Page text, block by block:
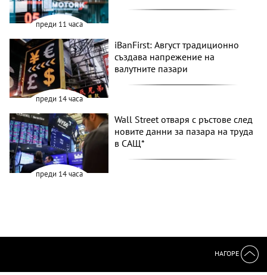
преди 11 часа
преди 14 часа
iBanFirst: Август традиционно
създава напрежение на
валутните пазари
преди 14 часа
Wall Street отваря с ръстове след
новите данни за пазара на труда
в САЩ*
НАГОРЕ